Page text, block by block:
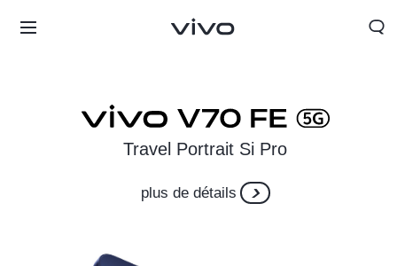
Travel Portrait Si Pro
plus de détails